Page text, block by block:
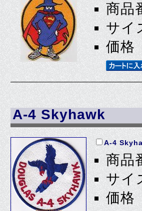
商品
サイ
価格
A-4 Skyhawk
A-4
商品
サイ
価格